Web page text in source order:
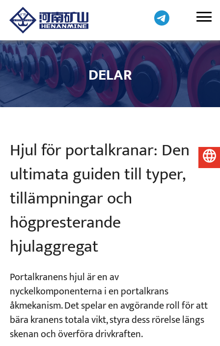
DELAR
Hjul för portalkranar: Den
ultimata guiden till typer,
tillämpningar och
högpresterande
hjulaggregat
Portalkranens hjul är en av
nyckelkomponenterna i en portalkrans
åkmekanism. Det spelar en avgörande roll för att
bära kranens totala vikt, styra dess rörelse längs
skenan och överföra drivkraften.
Svenska